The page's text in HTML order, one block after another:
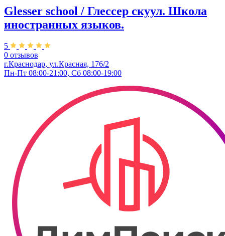
Glesser school / Глессер скуул. Школа
иностранных языков.
5
0 отзывов
г.Краснодар, ул.Красная, 176/2
Пн-Пт 08:00-21:00, Сб 08:00-19:00